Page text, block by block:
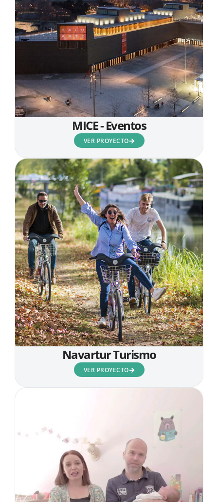
MICE - Eventos
VER PROYECTO
Navartur Turismo
VER PROYECTO